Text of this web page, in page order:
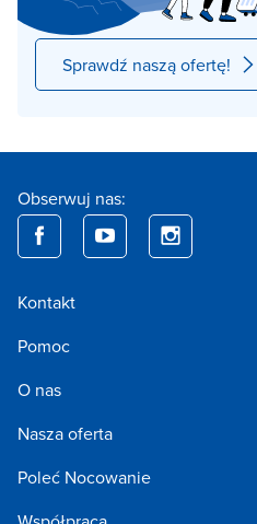
Sprawdź naszą ofertę!
Obserwuj nas:
Kontakt
Pomoc
O nas
Nasza oferta
Poleć Nocowanie